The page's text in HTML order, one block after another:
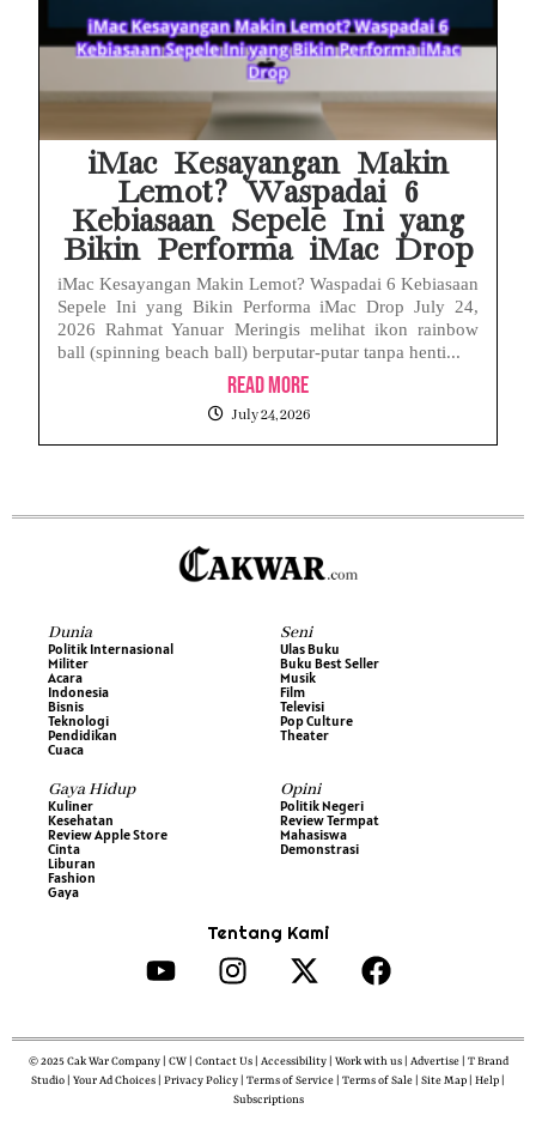
iMac Kesayangan Makin
Lemot? Waspadai 6
Kebiasaan Sepele Ini yang
Bikin Performa iMac Drop
iMac Kesayangan Makin Lemot? Waspadai 6 Kebiasaan
Sepele Ini yang Bikin Performa iMac Drop July 24,
2026 Rahmat Yanuar Meringis melihat ikon rainbow
ball (spinning beach ball) berputar-putar tanpa henti...
Read More
July 24, 2026
Dunia
Politik Internasional
Militer
Acara
Indonesia
Bisnis
Teknologi
Pendidikan
Cuaca
Seni
Ulas Buku
Buku Best Seller
Musik
Film
Televisi
Pop Culture
Theater
Gaya Hidup
Kuliner
Kesehatan
Review Apple Store
Cinta
Liburan
Fashion
Gaya
Opini
Politik Negeri
Review Termpat
Mahasiswa
Demonstrasi
Tentang Kami
© 2025 Cak War Company | CW | Contact Us | Accessibility | Work with us | Advertise | T Brand
Studio | Your Ad Choices | Privacy Policy | Terms of Service | Terms of Sale | Site Map | Help |
Subscriptions